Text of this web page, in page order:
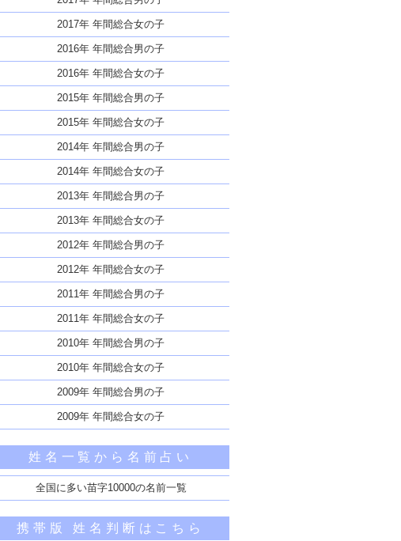
2017年 年間総合女の子
2016年 年間総合男の子
2016年 年間総合女の子
2015年 年間総合男の子
2015年 年間総合女の子
2014年 年間総合男の子
2014年 年間総合女の子
2013年 年間総合男の子
2013年 年間総合女の子
2012年 年間総合男の子
2012年 年間総合女の子
2011年 年間総合男の子
2011年 年間総合女の子
2010年 年間総合男の子
2010年 年間総合女の子
2009年 年間総合男の子
2009年 年間総合女の子
姓名一覧から名前占い
全国に多い苗字10000の名前一覧
携帯版 姓名判断はこちら